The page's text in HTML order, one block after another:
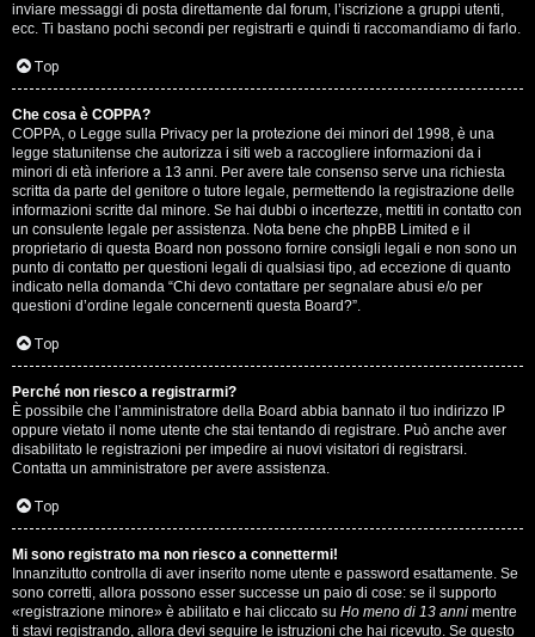
A
r
g
o
m
e
n
t
i
s
e
n
z
inviare messaggi di posta direttamente dal forum, l’iscrizione a gruppi utenti,
ecc. Ti bastano pochi secondi per registrarti e quindi ti raccomandiamo di farlo.
Top
Che cosa è COPPA?
COPPA, o Legge sulla Privacy per la protezione dei minori del 1998, è una
legge statunitense che autorizza i siti web a raccogliere informazioni da i
minori di età inferiore a 13 anni. Per avere tale consenso serve una richiesta
scritta da parte del genitore o tutore legale, permettendo la registrazione delle
informazioni scritte dal minore. Se hai dubbi o incertezze, mettiti in contatto con
un consulente legale per assistenza. Nota bene che phpBB Limited e il
proprietario di questa Board non possono fornire consigli legali e non sono un
punto di contatto per questioni legali di qualsiasi tipo, ad eccezione di quanto
indicato nella domanda “Chi devo contattare per segnalare abusi e/o per
questioni d’ordine legale concernenti questa Board?”.
Top
Perché non riesco a registrarmi?
È possibile che l’amministratore della Board abbia bannato il tuo indirizzo IP
oppure vietato il nome utente che stai tentando di registrare. Può anche aver
disabilitato le registrazioni per impedire ai nuovi visitatori di registrarsi.
Contatta un amministratore per avere assistenza.
Top
Mi sono registrato ma non riesco a connettermi!
Innanzitutto controlla di aver inserito nome utente e password esattamente. Se
sono corretti, allora possono esser successe un paio di cose: se il supporto
«registrazione minore» è abilitato e hai cliccato su Ho meno di 13 anni mentre
ti stavi registrando, allora devi seguire le istruzioni che hai ricevuto. Se questo
T
o
p
i
c
A
t
t
i
v
i
G
i